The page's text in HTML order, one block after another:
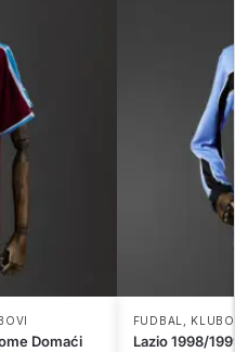
Domaći
FUDBAL
Lazio 1998/